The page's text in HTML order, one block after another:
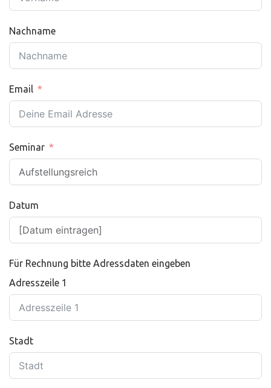
Nachname
Email
Seminar
Datum
Für Rechnung bitte Adressdaten eingeben
Adresszeile 1
Stadt